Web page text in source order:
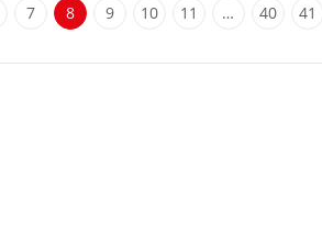
7 8 9 10 11 … 40 41